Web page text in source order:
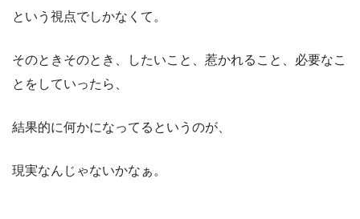
という視点でしかなくて。
そのときそのとき、したいこと、惹かれること、必要なこ
とをしていったら、
結果的に何かになってるというのが、
現実なんじゃないかなぁ。